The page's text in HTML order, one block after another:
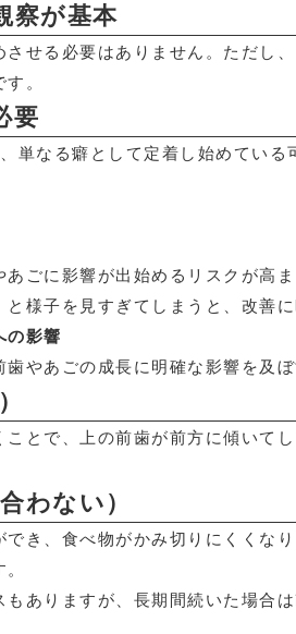
察が基本
させる必要はありません。ただし
。
要
単なる癖として定着し始めている
ごに影響が出始めるリスクが高ま
と様子を見すぎてしまうと、改善
の影響
やあごの成長に明確な影響を及ぼ
とで、上の前歯が前方に傾いて
わない）
でき、食べ物がかみ切りにくくな
もありますが、長期間続いた場合